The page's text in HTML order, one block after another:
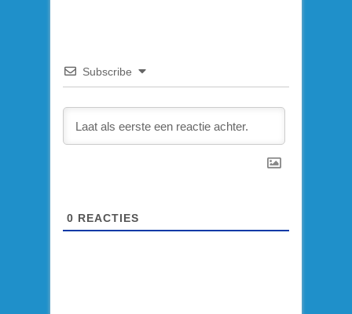
Subscribe
0 REACTIES